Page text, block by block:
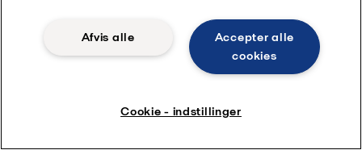
uplanlagt nedetid og produktionsstop, men reduceret termisk
effektivitet på grund af manglende vedligeholdelse kan også
påvirke produktkvaliteten og øge driftsomkostningerne.
og drikkevarer, stivelse og ethanol samt farmaceutisk industri,
Accepter alle
cookies
Afvis alle
Cookie - indstillinger